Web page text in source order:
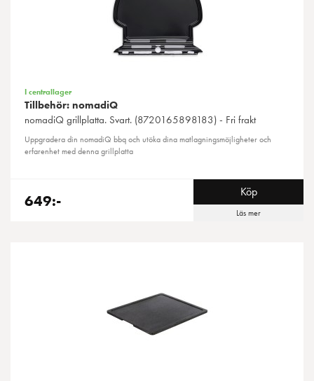
I centrallager
Tillbehör: nomadiQ
nomadiQ grillplatta. Svart. (8720165898183) - Fri frakt
Uppgradera din nomadiQ bbq och utöka dina matlagningsmöjligheter och
erfarenhet med denna grillplatta
649:- Köp
Läs mer